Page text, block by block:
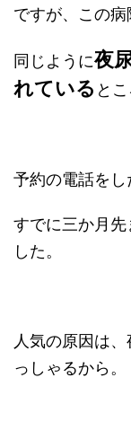
ですが、この病
同じように夜
れている と
予約の電話をし
すでに三か月
した。
人気の原因は
っしゃるから。